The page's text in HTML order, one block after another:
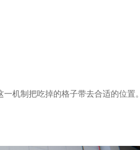
机制把吃掉的格子带去合适的位置。